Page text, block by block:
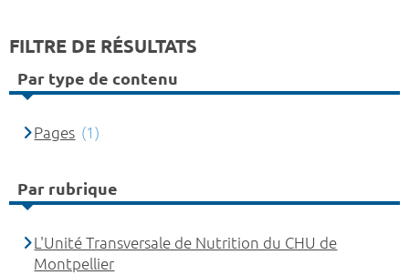
FILTRE DE RÉSULTATS
Par type de contenu
Pages (1)
Par rubrique
L'Unité Transversale de Nutrition du CHU de
Montpellier